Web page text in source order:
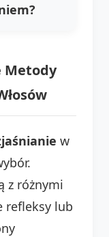
Metody
w
z różnymi
refleksy lub